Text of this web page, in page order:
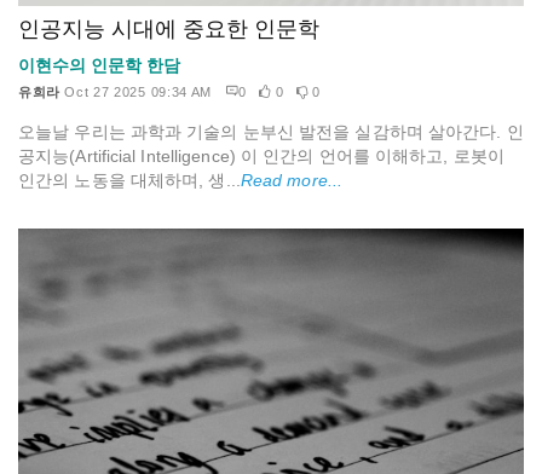
인공지능 시대에 중요한 인문학
이현수의 인문학 한담
유희라 Oct 27 2025 09:34 AM 0 0 0
오늘날 우리는 과학과 기술의 눈부신 발전을 실감하며 살아간다. 인
공지능(Artificial Intelligence) 이 인간의 언어를 이해하고, 로봇이
인간의 노동을 대체하며, 생... Read more...